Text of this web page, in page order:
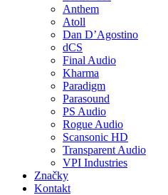
Anthem
Atoll
Dan D’Agostino
dCS
Final Audio
Kharma
Paradigm
Parasound
PS Audio
Rogue Audio
Scansonic HD
Transparent Audio
VPI Industries
Značky
Kontakt